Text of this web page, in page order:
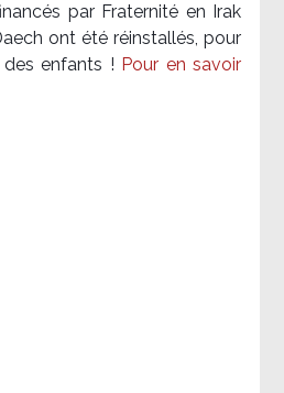
par Fraternité en Irak​
ont été réinstallés, pour
enfants ! Pour en savoir